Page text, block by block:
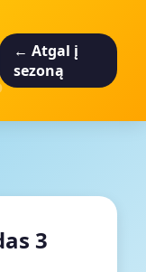
← Atgal į
sezoną
3